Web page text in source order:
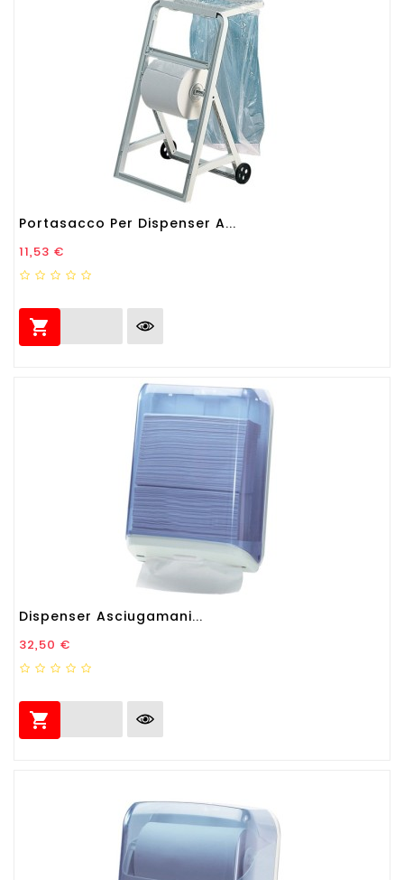
Portasacco Per Dispenser A...
Prezzo
11,53 €

Dispenser Asciugamani...
Prezzo
32,50 €
